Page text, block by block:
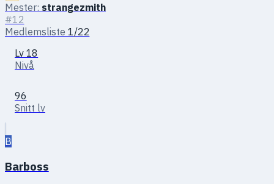
Mester: strangezmith
#12
Medlemsliste 1/22
Lv 18
Nivå
96
Snitt lv
B
Barboss